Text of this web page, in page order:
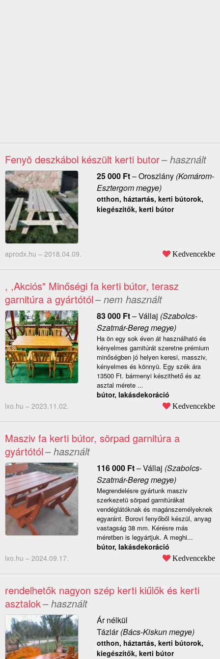
Fenyö deszkábol készült kerti butor– használt
25 000 Ft–Oroszlány(Komárom-
Esztergom megye)
otthon, háztartás, kerti bútorok,
kiegészítők, kerti bútor
aprodx.hu – 2018.04.09. Kedvencekbe
, ,Akciós" Minőségi fa kerti bútor, terasz
garnitúra a gyártótól– nem használt
83 000 Ft–Vállaj (Szabolcs-
Szatmár-Bereg megye)
Ha ön egy sok éven át használható és
kényelmes garnitúrát szeretne prémium
minőségben jó helyen keresi, massziv,
kényelmes és könnyü. Egy szék ára
13500 Ft. bármenyi készithető és az
asztal mérete ...
bútor, lakásdekoráció
lxo.hu – 2023.11.02. Kedvencekbe
Masziv fa kerti bútor, sörpad garnitúra a
gyártótól– használt
116 000 Ft–Vállaj (Szabolcs-
Szatmár-Bereg megye)
Megrendelésre gyártunk masziv
szerkezetü sörpad garnitúrákat
vendéglátóknak és magánszemélyeknek
egyaránt. Borovi fenyőből készül, anyag
vastagság 38 mm. Kérésre más
méretben is legyártjuk. A meghi...
bútor, lakásdekoráció
lxo.hu – 2024.09.17. Kedvencekbe
rendelhetők nagyon szép kerti kiűlők és kerti
asztalok– használt
Ár nélkül
Tázlár(Bács-Kiskun megye)
otthon, háztartás, kerti bútorok,
kiegészítők, kerti bútor